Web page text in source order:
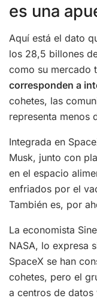
es una
Aquí está el dato
los 28,5 billones
como su mercado
corresponden a
cohetes, las
representa menos
Integrada en
Musk, junto con
en el espacio
enfriados por el
También es, por
La economista
NASA, lo expresa
SpaceX se han
cohetes, pero el
a centros de datos